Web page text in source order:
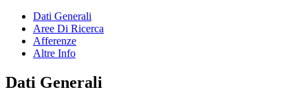
Dati Generali
Aree Di Ricerca
Afferenze
Altre Info
Dati Generali